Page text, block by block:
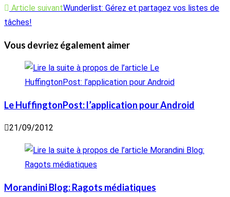
articles
Article suivantWunderlist: Gérez et partagez vos listes de
tâches!
Vous devriez également aimer
Le HuffingtonPost: l’application pour Android
21/09/2012
Morandini Blog: Ragots médiatiques